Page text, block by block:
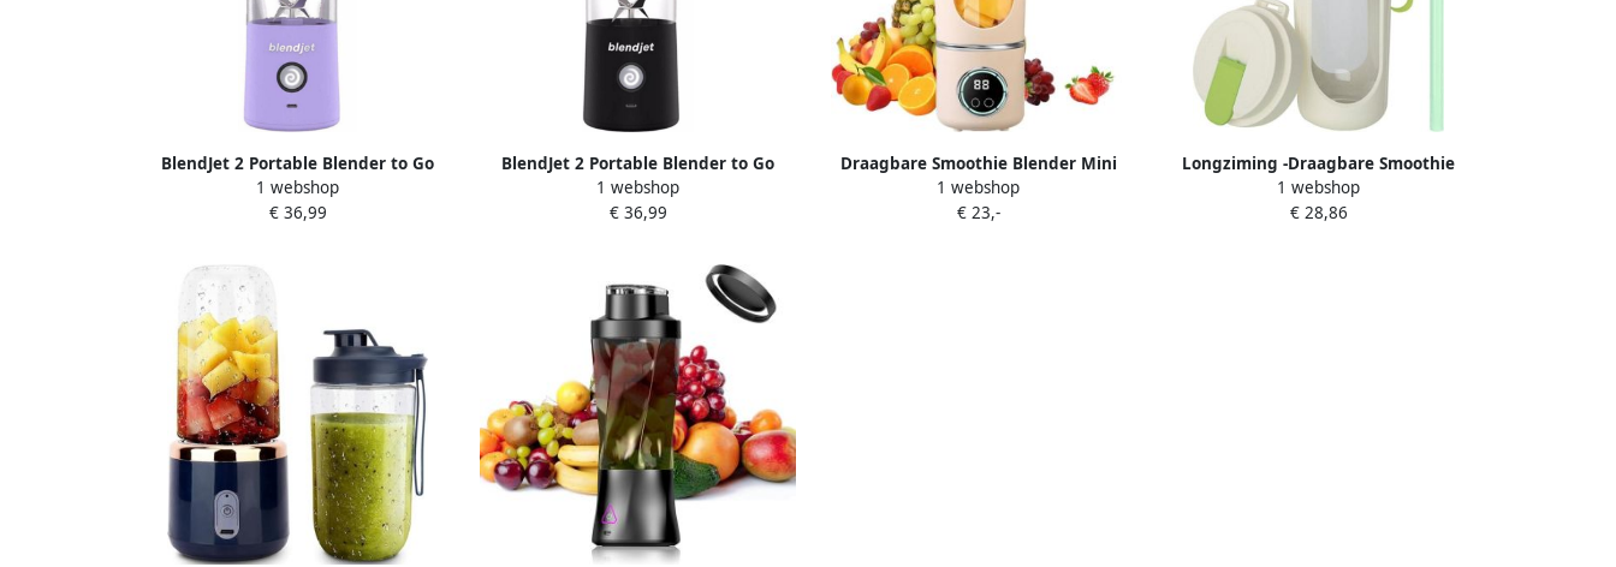
BlendJet 2 Portable Blender to Go
Draadloze blender Draagbare blender
Smoothie maker USB-C Oplaadbaar 475
1 webshop
€ 36,99
BlendJet 2 Portable Blender to Go
Draadloze blender Draagbare blender
Smoothie maker USB-C Oplaadbaar 475
1 webshop
€ 36,99
Draagbare Smoothie Blender Mini
Mixer Gezonde Drankjes Maken 12
Roestvrijstalen Messen 700 ml Beige
1 webshop
€ 23,-
Longziming -Draagbare Smoothie
Blender To Go – 450 ml Mini Mixer met
12 Roestvrijstalen Messen USB-
1 webshop
€ 28,86